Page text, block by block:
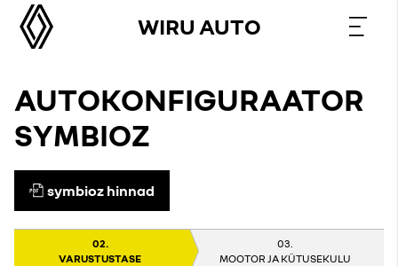
WIRU AUTO
AUTOKONFIGURAATOR
SYMBIOZ
symbioz hinnad
VARUSTUSTASE MOOTOR JA KÜTUSEKULU